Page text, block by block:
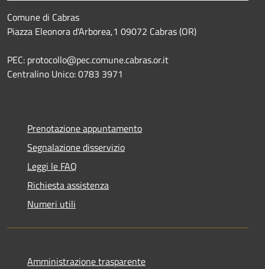
Comune di Cabras
Piazza Eleonora d'Arborea,1 09072 Cabras (OR)
PEC: protocollo@pec.comune.cabras.or.it
Centralino Unico: 0783 3971
Prenotazione appuntamento
Segnalazione disservizio
Leggi le FAQ
Richiesta assistenza
Numeri utili
Amministrazione trasparente